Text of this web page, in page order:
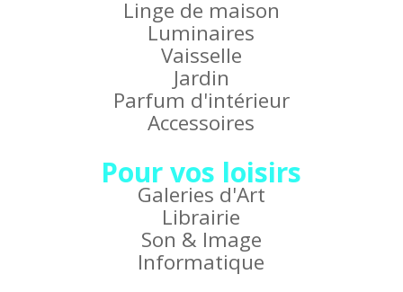
Linge de maison
Luminaires
Vaisselle
Jardin
Parfum d'intérieur
Accessoires
Pour vos loisirs
Galeries d'Art
Librairie
Son & Image
Informatique